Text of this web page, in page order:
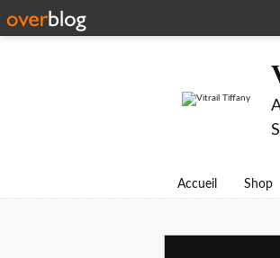
Accueil Shop